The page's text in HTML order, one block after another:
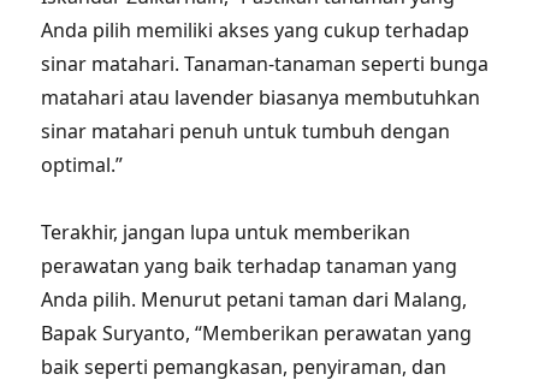
Anda pilih memiliki akses yang cukup terhadap
sinar matahari. Tanaman-tanaman seperti bunga
matahari atau lavender biasanya membutuhkan
sinar matahari penuh untuk tumbuh dengan
optimal.”
Terakhir, jangan lupa untuk memberikan
perawatan yang baik terhadap tanaman yang
Anda pilih. Menurut petani taman dari Malang,
Bapak Suryanto, “Memberikan perawatan yang
baik seperti pemangkasan, penyiraman, dan